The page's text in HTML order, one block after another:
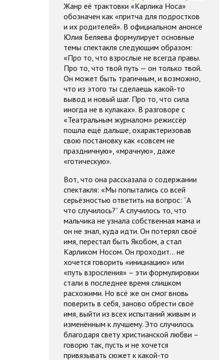
Жанр её трактовки «Карлика Носа»
обозначен как «притча для подростков
и их родителей». В официальном анонсе
Юлия Беляева формулирует основные
темы спектакля следующим образом:
«Про то, что взрослые не всегда правы.
Про то, что твой путь — он только твой.
Он может быть трагичным, и возможно,
что из этого ты сделаешь какой-то
вывод и новый шаг. Про то, что сила
иногда не в кулаках». В разговоре с
«Театральным журналом» режиссёр
пошла ещё дальше, охарактеризовав
свою постановку как «совсем не
праздничную», «мрачную», даже
«готическую».
Вот, что она рассказала о содержании
спектакля: «Мы попытались со всей
серьёзностью ответить на вопрос: “А
что случилось?” А случилось то, что
мальчика не узнала собственная мама и
он не знал, куда идти. Он потерял своё
имя, перестал быть Якобом, а стал
Карликом Носом. Он проходит… не
хочется говорить «инициацию» или
«путь взросления» – эти формулировки
стали в последнее время слишком
расхожими. Но всё же он смог вновь
поверить в себя, заново обрести своё
имя, выйти из всех испытаний живым и
изменённым к лучшему. Это случилось
благодаря свету христианской любви –
говорю так, пусть и не хочется
привязывать сюжет к какой-то